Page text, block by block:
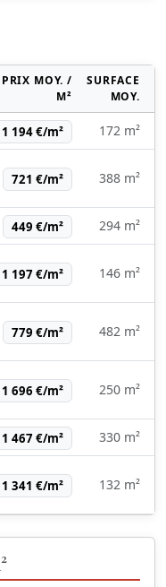
PRIX MOY. /
M²
SURFACE
MOY.
1 194 €/m² 172 m²
721 €/m² 388 m²
449 €/m² 294 m²
1 197 €/m² 146 m²
779 €/m² 482 m²
1 696 €/m² 250 m²
1 467 €/m² 330 m²
1 341 €/m² 132 m²